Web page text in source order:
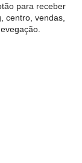
para receber
centro, vendas,